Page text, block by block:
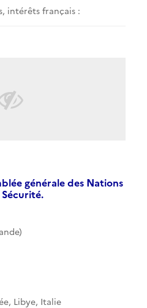
intérêts français :
générale des Nations
Libye, Italie